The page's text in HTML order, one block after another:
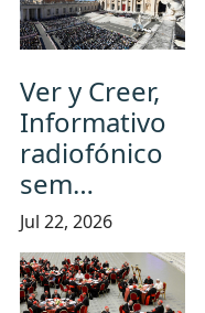
Ver y Creer,
Informativo
radiofónico
sem…
Jul 22, 2026